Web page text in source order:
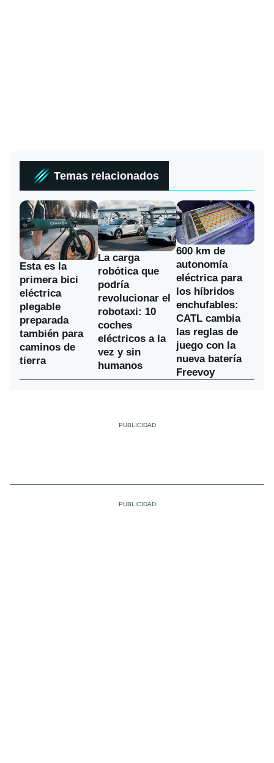
Temas relacionados
Esta es la
primera bici
eléctrica
plegable
preparada
también para
caminos de
tierra
La carga
robótica que
podría
revolucionar el
robotaxi: 10
coches
eléctricos a la
vez y sin
humanos
600 km de
autonomía
eléctrica para
los híbridos
enchufables:
CATL cambia
las reglas de
juego con la
nueva batería
Freevoy